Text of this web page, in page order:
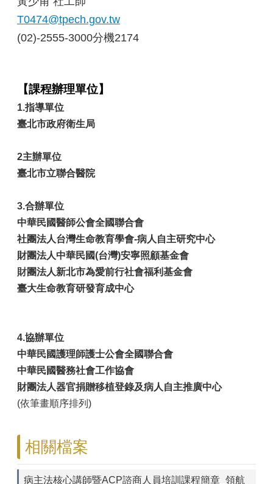
T0474@tpech.gov.tw
(02)-2555-3000分機2174
【課程辦理單位】
1.指導單位
臺北市政府衛生局
2主辦單位
臺北市立聯合醫院
3.合辦單位
中華民國醫師公會全國聯合會
社團法人台灣生命教育學會-病人自主研究中心
財團法人中華民國(台灣)安寧照顧基金會
財團法人新北市為愛前行社會福利基金會
臺大生命教育研發育成中心
4.協辦單位
中華民國護理師護士公會全國聯合會
中華民國醫務社會工作協會
財團法人器官捐贈移植登錄及病人自主推廣中心
(依筆畫順序排列)
相關檔案
病主法核心講師暨ACP諮商人員培訓課程簡章_領航